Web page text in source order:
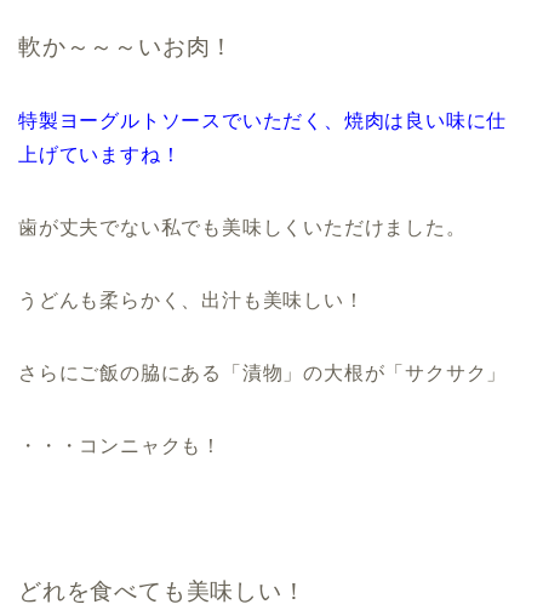
軟か～～～いお肉！
特製ヨーグルトソースでいただく、焼肉は良い味に仕
上げていますね！
歯が丈夫でない私でも美味しくいただけました。
うどんも柔らかく、出汁も美味しい！
さらにご飯の脇にある「漬物」の大根が「サクサク」
・・・コンニャクも！
どれを食べても美味しい！